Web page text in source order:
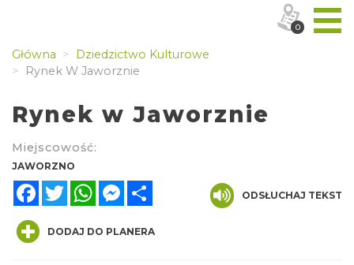
Główna
Dziedzictwo Kulturowe
Rynek W Jaworznie
Rynek w Jaworznie
Miejscowość:
JAWORZNO
FacebookTwitterWhatsAppMessenger
ODSŁUCHAJ TEKST
DODAJ DO PLANERA
0